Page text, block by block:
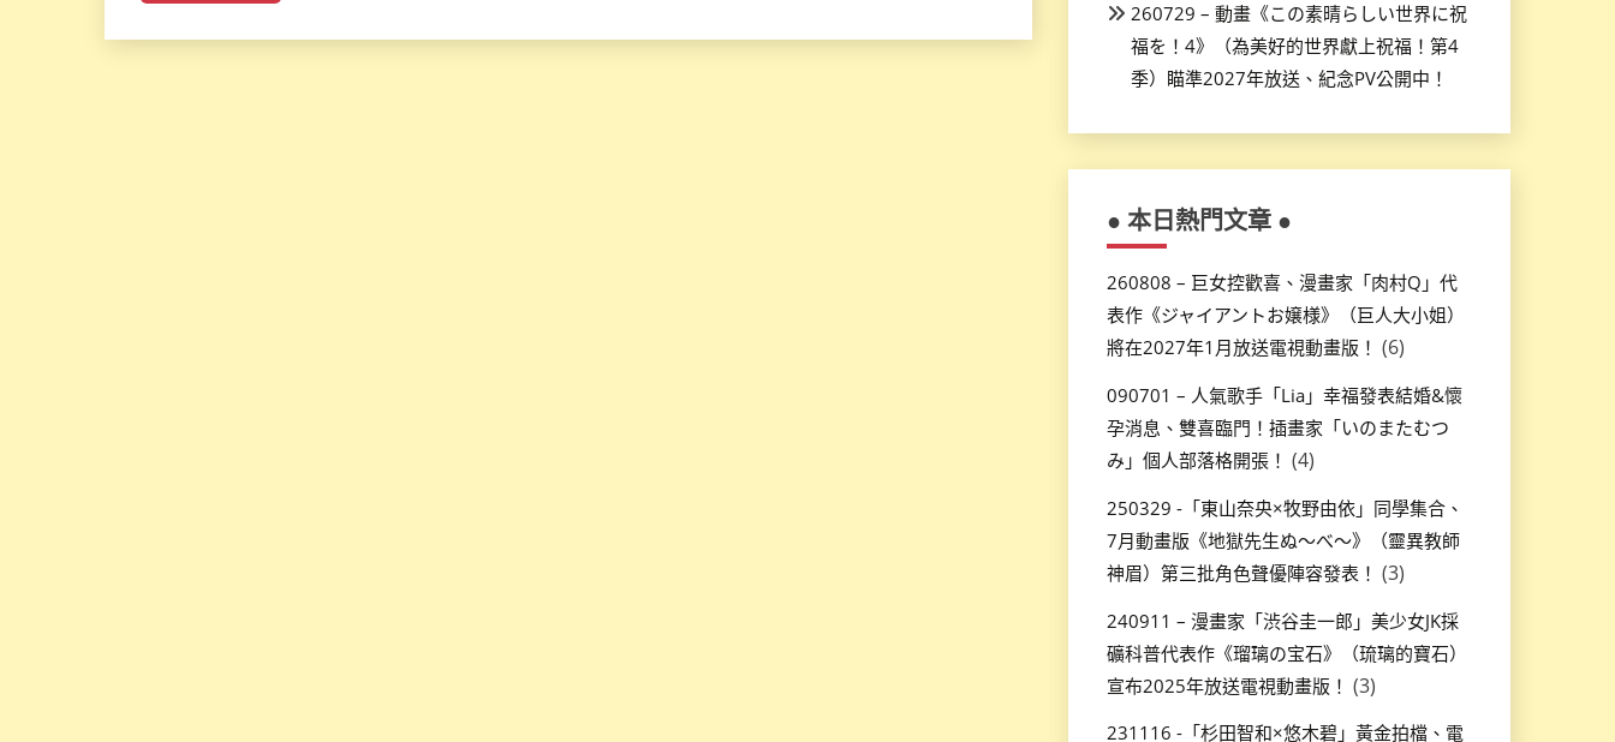
260729 – 動畫《この素晴らしい世界に祝
福を！4》（為美好的世界獻上祝福！第4
季）瞄準2027年放送、紀念PV公開中！
● 本日熱門文章 ●
260808 – 巨女控歡喜、漫畫家「肉村Q」代
表作《ジャイアントお嬢様》（巨人大小姐）
將在2027年1月放送電視動畫版！ (6)
090701 – 人氣歌手「Lia」幸福發表結婚&懷
孕消息、雙喜臨門！插畫家「いのまたむつ
み」個人部落格開張！ (4)
250329 -「東山奈央×牧野由依」同學集合、
7月動畫版《地獄先生ぬ～べ～》（靈異教師
神眉）第三批角色聲優陣容發表！ (3)
240911 – 漫畫家「渋谷圭一郎」美少女JK採
礦科普代表作《瑠璃の宝石》（琉璃的寶石）
宣布2025年放送電視動畫版！ (3)
231116 -「杉田智和×悠木碧」黃金拍檔、電